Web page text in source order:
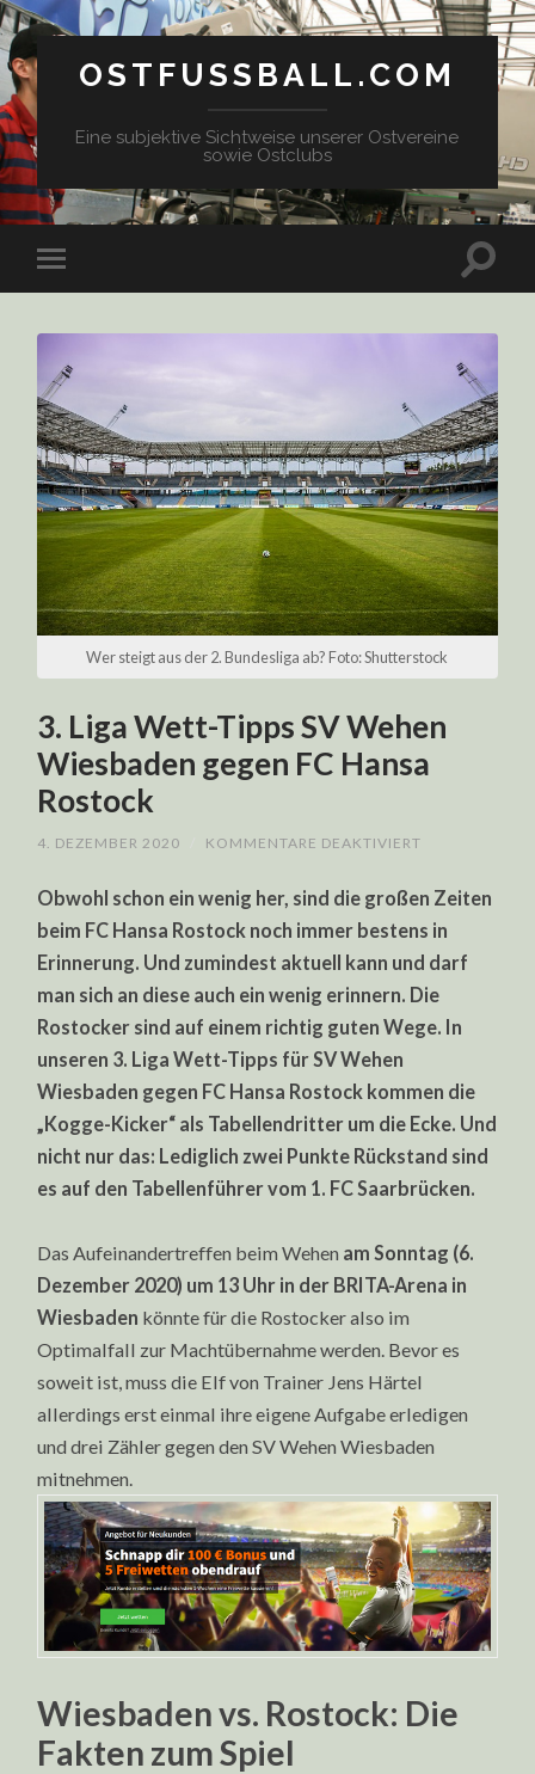
OSTFUSSBALL.COM
Eine subjektive Sichtweise unserer Ostvereine
sowie Ostclubs
Wer steigt aus der 2. Bundesliga ab? Foto: Shutterstock
3. Liga Wett-Tipps SV Wehen
Wiesbaden gegen FC Hansa
Rostock
4. DEZEMBER 2020 KOMMENTARE DEAKTIVIERT
WETT-
SV
WIESBADEN
GEGEN
FC
HANSA
ROSTOCK
Obwohl schon ein wenig her, sind die großen Zeiten
beim FC Hansa Rostock noch immer bestens in
Erinnerung. Und zumindest aktuell kann und darf
man sich an diese auch ein wenig erinnern. Die
Rostocker sind auf einem richtig guten Wege. In
unseren 3. Liga Wett-Tipps für SV Wehen
Wiesbaden gegen FC Hansa Rostock kommen die
„Kogge-Kicker“ als Tabellendritter um die Ecke. Und
nicht nur das: Lediglich zwei Punkte Rückstand sind
es auf den Tabellenführer vom 1. FC Saarbrücken.
Das Aufeinandertreffen beim Wehen am Sonntag (6.
Dezember 2020) um 13 Uhr in der BRITA-Arena in
Wiesbaden könnte für die Rostocker also im
Optimalfall zur Machtübernahme werden. Bevor es
soweit ist, muss die Elf von Trainer Jens Härtel
allerdings erst einmal ihre eigene Aufgabe erledigen
und drei Zähler gegen den SV Wehen Wiesbaden
mitnehmen.
Wiesbaden vs. Rostock: Die
Fakten zum Spiel